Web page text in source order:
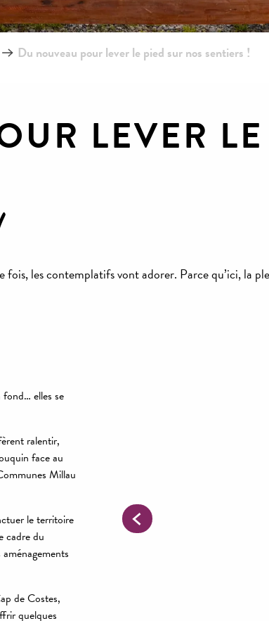
Du nouveau pour lever le pied sur nos sentiers !
LEVER
fois, les contemplatifs vont adorer. Parce qu’ici, la
fond… elles se
ralentir,
face au
Millau
le territoire
cadre du
de Costes,
quelques